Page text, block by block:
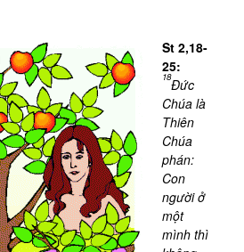
St 2,18-
25:
18Đức
Chúa là
Thiên
Chúa
phán:
Con
người ở
một
mình thì